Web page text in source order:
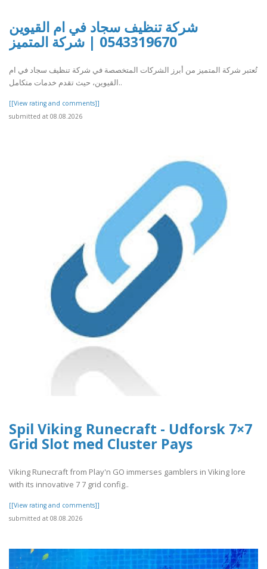
شركة تنظيف سجاد في ام القيوين
0543319670 | شركة المتميز
تُعتبر شركة المتميز من أبرز الشركات المتخصصة في شركة تنظيف سجاد في ام
القيوين، حيث تقدم خدمات متكامل..
[[View rating and comments]]
submitted at 08.08.2026
Spil Viking Runecraft - Udforsk 7×7
Grid Slot med Cluster Pays
Viking Runecraft from Play'n GO immerses gamblers in Viking lore
with its innovative 7 7 grid config..
[[View rating and comments]]
submitted at 08.08.2026